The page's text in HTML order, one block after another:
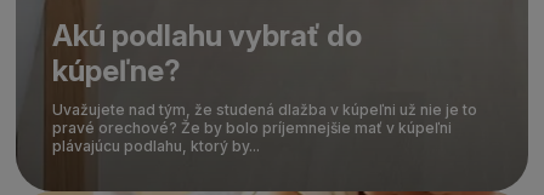
Akú podlahu vybrať do
kúpeľne?
Uvažujete nad tým, že studená dlažba v kúpeľni už nie je to
pravé orechové? Že by bolo príjemnejšie mať v kúpeľni
plávajúcu podlahu, ktorý by...